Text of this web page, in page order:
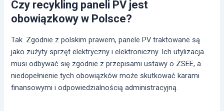
Czy recykling paneli PV jest
obowiązkowy w Polsce?
Tak. Zgodnie z polskim prawem, panele PV traktowane są
jako zużyty sprzęt elektryczny i elektroniczny. Ich utylizacja
musi odbywać się zgodnie z przepisami ustawy o ZSEE, a
niedopełnienie tych obowiązków może skutkować karami
finansowymi i odpowiedzialnością administracyjną.